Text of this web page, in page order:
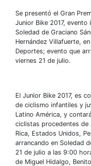
Se presentó el Gran
Junior Bike 2017,
Soledad de Graciano
Hernández Villafuerte,
Deportes; evento que
viernes 21 de julio.
El Junior Bike 2017, es
de ciclismo infantiles y
Latino América, y
ciclistas procedentes de
Rica, Estados Unidos,
arrancando en Soledad
21 de julio a las 9:00
de Miguel Hidalgo,